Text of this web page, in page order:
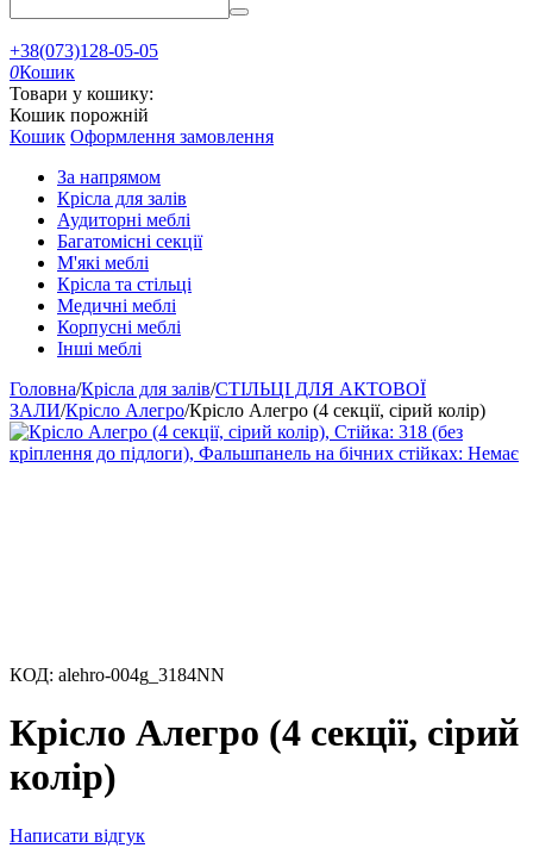
+38(073)128-05-05
0Кошик
Товари у кошику:
Кошик порожній
Кошик Оформлення замовлення
За напрямом
Крісла для залів
Аудиторні меблі
Багатомісні секції
М'які меблі
Крісла та стільці
Медичні меблі
Корпусні меблі
Інші меблі
Головна/Крісла для залів/СТІЛЬЦІ ДЛЯ АКТОВОЇ
ЗАЛИ/Крісло Алегро/Крісло Алегро (4 секції, сірий колір)
КОД: alehro-004g_3184NN
Крісло Алегро (4 секції, сірий
колір)
Написати відгук